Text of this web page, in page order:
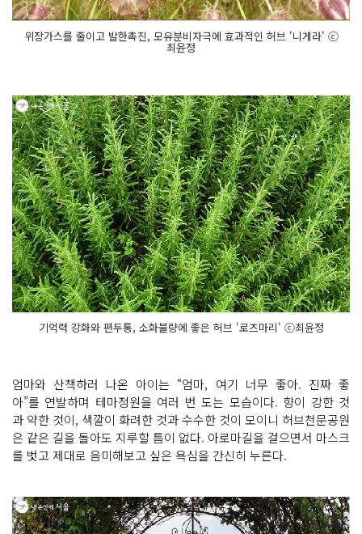
위장가스를 줄이고 발한촉진, 모유분비자극에 효과적인 허브 '니게라' ⓒ
최윤정
기억력 강화와 편두통, 소화불량에 좋은 허브 '로즈마리' ⓒ최윤정
엄마와 산책하러 나온 아이는 “엄마, 여기 너무 좋아. 진짜 좋
아”를 연발하며 테마정원을 여러 번 도는 모습이다. 향이 강한 것
과 약한 것이, 색깔이 화려한 것과 수수한 것이 모이니 허브천문공원
은 같은 길을 돌아도 지루할 틈이 없다. 아로마길을 걸으면서 마스크
를 벗고 제대로 음미해보고 싶은 욕심을 간신히 누른다.